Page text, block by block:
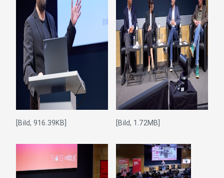
[Bild, 916.39KB] [Bild, 1.72MB]